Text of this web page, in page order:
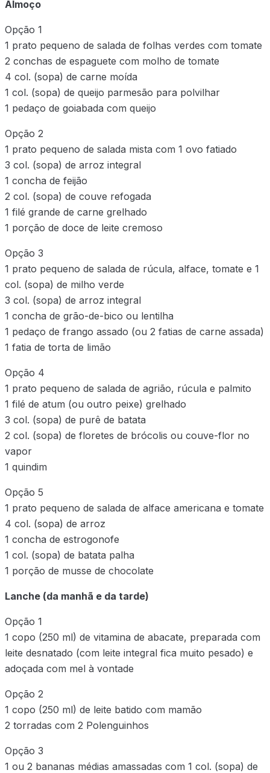
Almoço
Opção 1
1 prato pequeno de salada de folhas verdes com tomate
2 conchas de espaguete com molho de tomate
4 col. (sopa) de carne moída
1 col. (sopa) de queijo parmesão para polvilhar
1 pedaço de goiabada com queijo
Opção 2
1 prato pequeno de salada mista com 1 ovo fatiado
3 col. (sopa) de arroz integral
1 concha de feijão
2 col. (sopa) de couve refogada
1 filé grande de carne grelhado
1 porção de doce de leite cremoso
Opção 3
1 prato pequeno de salada de rúcula, alface, tomate e 1
col. (sopa) de milho verde
3 col. (sopa) de arroz integral
1 concha de grão-de-bico ou lentilha
1 pedaço de frango assado (ou 2 fatias de carne assada)
1 fatia de torta de limão
Opção 4
1 prato pequeno de salada de agrião, rúcula e palmito
1 filé de atum (ou outro peixe) grelhado
3 col. (sopa) de purê de batata
2 col. (sopa) de floretes de brócolis ou couve-flor no
vapor
1 quindim
Opção 5
1 prato pequeno de salada de alface americana e tomate
4 col. (sopa) de arroz
1 concha de estrogonofe
1 col. (sopa) de batata palha
1 porção de musse de chocolate
Lanche (da manhã e da tarde)
Opção 1
1 copo (250 ml) de vitamina de abacate, preparada com
leite desnatado (com leite integral fica muito pesado) e
adoçada com mel à vontade
Opção 2
1 copo (250 ml) de leite batido com mamão
2 torradas com 2 Polenguinhos
Opção 3
1 ou 2 bananas médias amassadas com 1 col. (sopa) de